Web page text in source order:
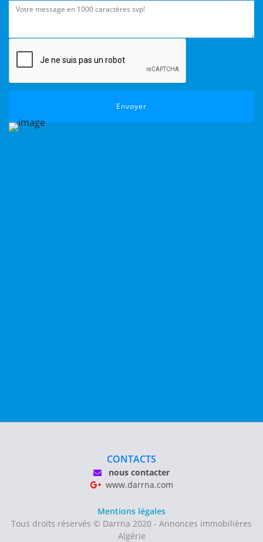
Envoyer
CONTACTS
nous contacter
www.darrna.com
Mentions légales
Tous droits réservés © Darrna 2020 - Annonces immobilières
Algérie